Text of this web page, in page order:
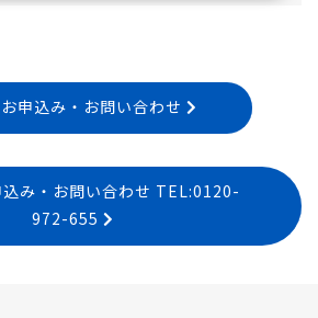
申込み・お問い合わせ
込み・お問い合わせ TEL:0120-
972-655